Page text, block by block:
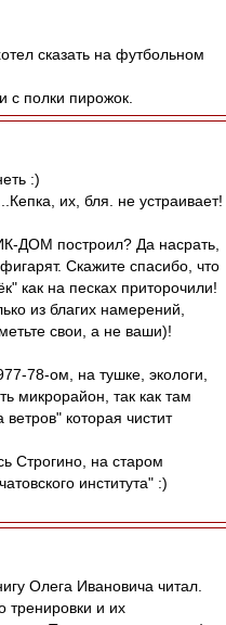
сказать на футбольном
с полки пирожок.
:)
их, бля. не устраивает!
ДОМ построил? Да насрать,
Скажите спасибо, что
как на песках приторочили!
из благих намерений,
свои, а не ваши)!
78-ом, на тушке, экологи,
микрорайон, так как там
ветров" которая чистит
Строгино, на старом
института" :)
Олега Ивановича читал.
тренировки и их